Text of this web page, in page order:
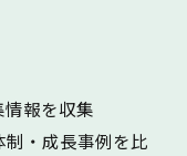
情報を収集
・成長事例を比